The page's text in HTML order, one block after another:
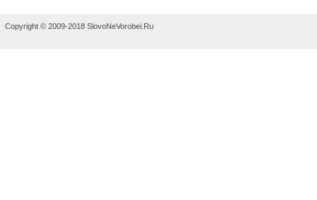
Copyright © 2009-2018 SlovoNeVorobei.Ru